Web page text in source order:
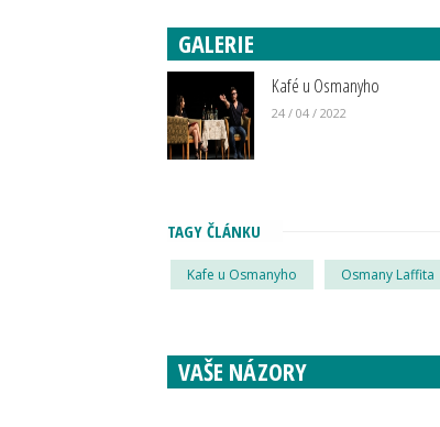
GALERIE
Kafé u Osmanyho
24 / 04 / 2022
TAGY ČLÁNKU
Kafe u Osmanyho Osmany Laffita
VAŠE NÁZORY